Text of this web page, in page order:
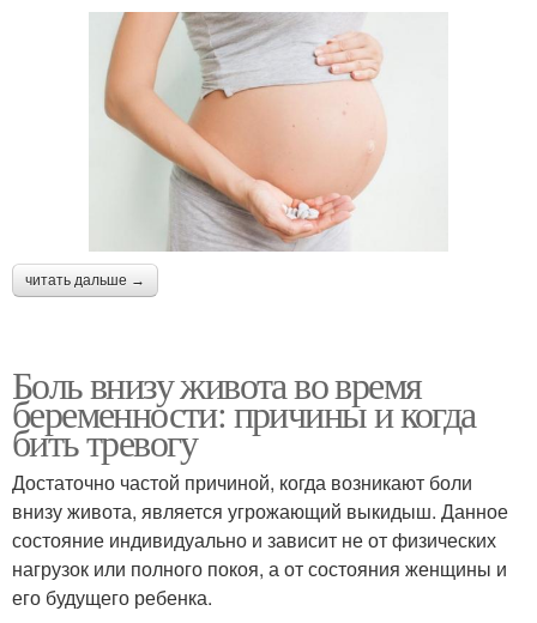
читать дальше →
Боль внизу живота во время
беременности: причины и когда
бить тревогу
Достаточно частой причиной, когда возникают боли
внизу живота, является угрожающий выкидыш. Данное
состояние индивидуально и зависит не от физических
нагрузок или полного покоя, а от состояния женщины и
его будущего ребенка.